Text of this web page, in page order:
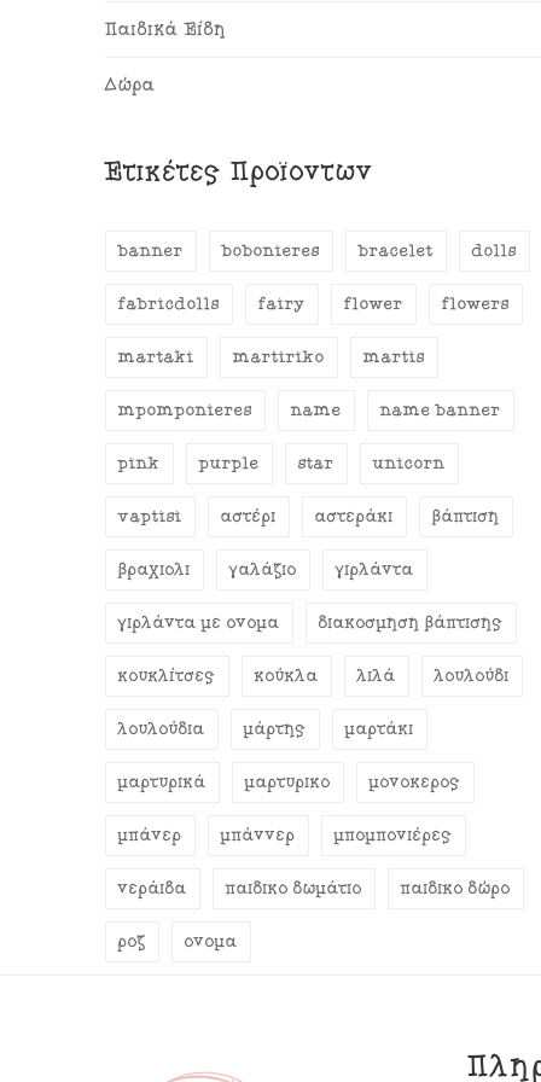
Παιδικά Είδη
Δώρα
Ετικέτες Προϊόντων
banner bobonieres bracelet dolls
fabricdolls fairy flower flowers
martaki martiriko martis
mpomponieres name name banner
pink purple star unicorn
vaptisi αστέρι αστεράκι βάπτιση
βραχιόλι γαλάζιο γιρλάντα
γιρλάντα με όνομα διακόσμηση βάπτισης
κουκλίτσες κούκλα λιλά λουλούδι
λουλούδια μάρτης μαρτάκι
μαρτυρικά μαρτυρικό μονόκερος
μπάνερ μπάννερ μπομπονιέρες
νεράιδα παιδικό δωμάτιο παιδικό δώρο
ροζ όνομα